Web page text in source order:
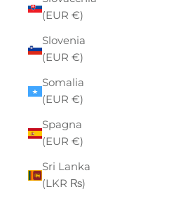
(EUR €)
Slovenia
(EUR €)
Somalia
(EUR €)
Spagna
(EUR €)
Sri Lanka
(LKR ₨)